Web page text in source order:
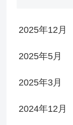
2025年12月
2025年5月
2025年3月
2024年12月